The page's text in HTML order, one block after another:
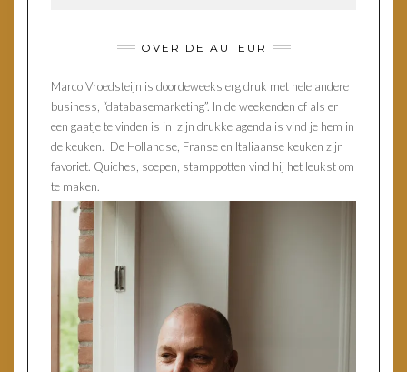
OVER DE AUTEUR
Marco Vroedsteijn is doordeweeks erg druk met hele andere
business, “databasemarketing”. In de weekenden of als er
een gaatje te vinden is in zijn drukke agenda is vind je hem in
de keuken. De Hollandse, Franse en Italiaanse keuken zijn
favoriet. Quiches, soepen, stamppotten vind hij het leukst om
te maken.